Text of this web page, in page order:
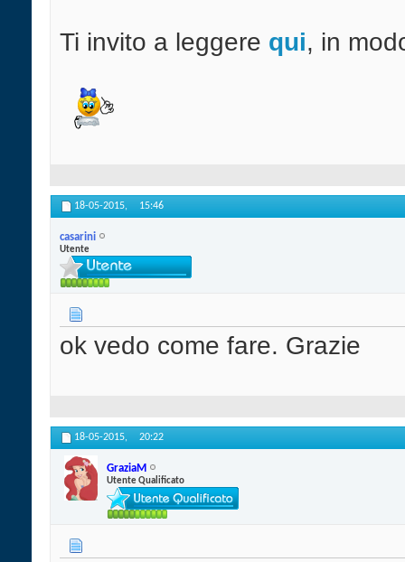
Ti invito a leggere qui, in
18-05-2015, 15:46
casarini
Utente
ok vedo come fare. Grazie
18-05-2015, 20:22
GraziaM
Utente Qualificato